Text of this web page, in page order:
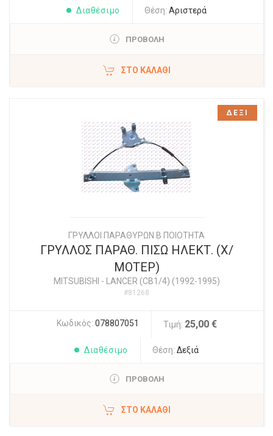
Διαθέσιμο Θέση: Αριστερά
ΠΡΟΒΟΛΗ
ΣΤΟ ΚΑΛΆΘΙ
ΓΡΥΛΛΟΙ ΠΑΡΑΘΥΡΩΝ Β ΠΟΙΟΤΗΤΑ
ΓΡΥΛΛΟΣ ΠΑΡΑΘ. ΠΙΣΩ ΗΛΕΚΤ. (Χ/
ΜΟΤΕΡ)
MITSUBISHI - LANCER (CB1/4) (1992-1995)
#81268
Κωδικός: 078807051 Τιμή: 25,00 €
Διαθέσιμο Θέση: Δεξιά
ΠΡΟΒΟΛΗ
ΣΤΟ ΚΑΛΆΘΙ
ΔΕΞΙ